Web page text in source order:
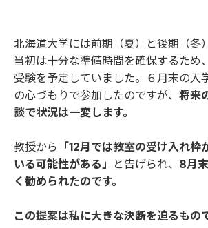
北海道大学には前期（夏）と後期（冬
当初は十分な準備時間を確保するため
受験を予定していました。６月末の入
の心づもりで参加したのですが、 将来
談で状況は一変します。
教授から 「12月では教室の受け入れ枠
いる可能性がある」
と告げられ、 8月
く勧められたのです。
この提案は私に大きな決断を迫るもの